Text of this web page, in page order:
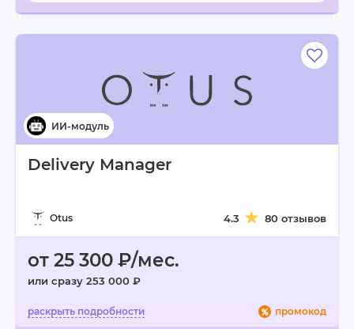
Delivery Manager
Otus 4.3 80 отзывов
от 25 300 ₽/мес.
или сразу 253 000 ₽
промокод